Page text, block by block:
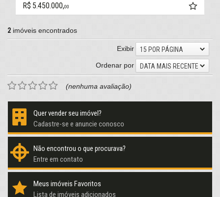
R$ 5.450.000,00
2 imóveis encontrados
Exibir
15 POR PÁGINA
Ordenar por
DATA MAIS RECENTE
(nenhuma avaliação)
Quer vender seu imóvel?
Cadastre-se e anuncie conosco
Não encontrou o que procurava?
Entre em contato
Meus imóveis Favoritos
Lista de imóveis adicionados